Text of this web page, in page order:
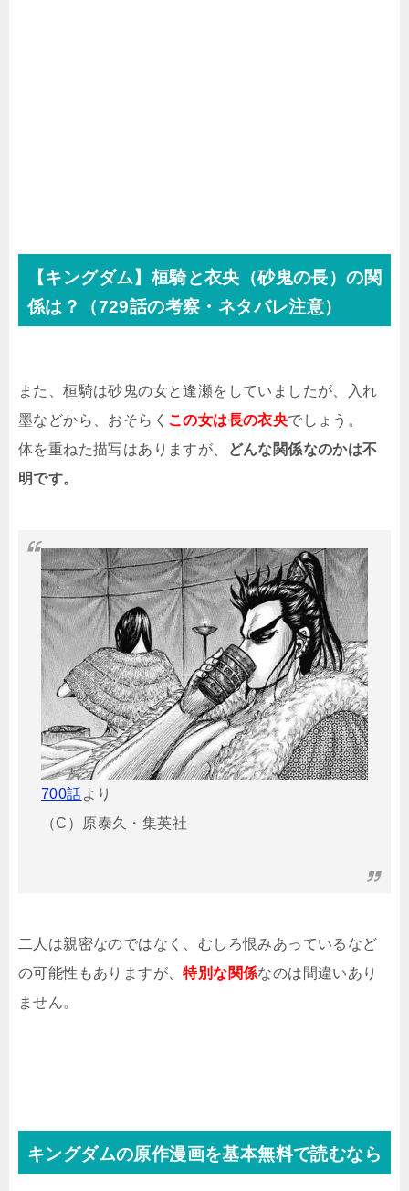
【キングダム】桓騎と衣央（砂鬼の長）の関
係は？（729話の考察・ネタバレ注意）
また、桓騎は砂鬼の女と逢瀬をしていましたが、入れ
墨などから、おそらく この女は長の衣央でしょう。
体を重ねた描写はありますが、
どんな関係なのかは不
明です。
700話より
（C）原泰久・集英社
二人は親密なのではなく、むしろ恨みあっているなど
の可能性もありますが、特別な関係なのは間違いあり
ません。
キングダムの原作漫画を基本無料で読むなら